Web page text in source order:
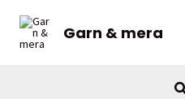
innehåll
Garn & mera